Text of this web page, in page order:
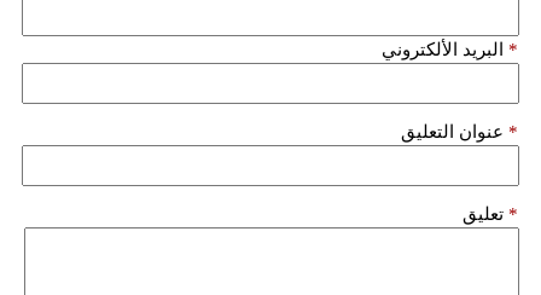
البريد الألكتروني *
عنوان التعليق *
تعليق *